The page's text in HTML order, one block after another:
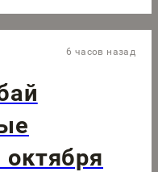
6 часов назад